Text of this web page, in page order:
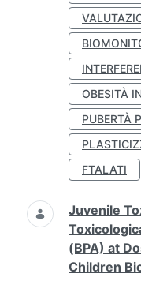
OBESITÀ
PUBERTÀ
FTALATI
Juvenile
(BPA) at
Children